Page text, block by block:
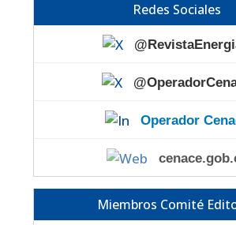
Redes Sociales
Operador
Miembros Comité